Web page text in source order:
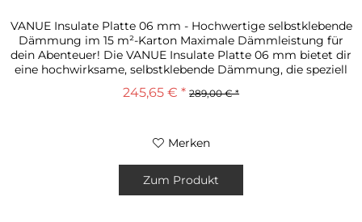
VANUE Insulate Platte 06 mm - Hochwertige selbstklebende
Dämmung im 15 m²-Karton Maximale Dämmleistung für
dein Abenteuer! Die VANUE Insulate Platte 06 mm bietet dir
eine hochwirksame, selbstklebende Dämmung, die speziell
für den Ausbau...
245,65 € * 289,00 € *
Merken
Zum Produkt